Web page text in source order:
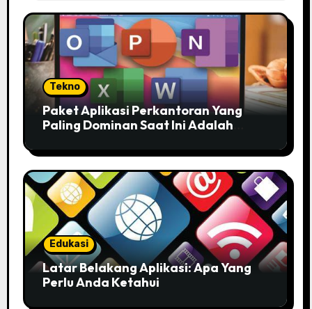
Tekno
Paket Aplikasi Perkantoran Yang
Paling Dominan Saat Ini Adalah
Anda!
Edukasi
Latar Belakang Aplikasi: Apa Yang
Perlu Anda Ketahui